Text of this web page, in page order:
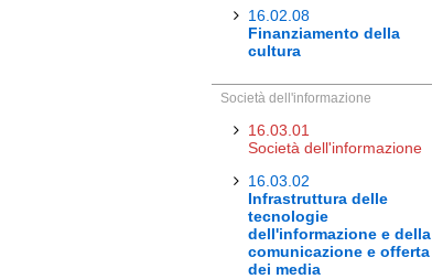
16.02.08
Finanziamento della
cultura
Società dell'informazione
16.03.01
Società dell'informazione
16.03.02
Infrastruttura delle
tecnologie
dell'informazione e della
comunicazione e offerta
dei media